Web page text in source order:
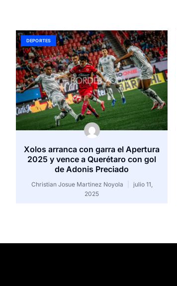
DEPORTES
Xolos arranca con garra el Apertura
2025 y vence a Querétaro con gol
de Adonis Preciado
Christian Josue Martinez Noyola
julio 11,
2025